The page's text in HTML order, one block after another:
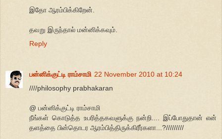
இதோ ஆரம்பிக்கிறேன்.
தவறு இருந்தால் மன்னிக்கவும்.
Reply
பன்னிக்குட்டி ராம்சாமி 22 November 2010 at 10:24
////philosophy prabhakaran
@ பன்னிக்குட்டி ராம்சாமி
நீங்கள் கொடுத்த உபரித்தகவளுக்கு நன்றி.... இப்போதுதான் என்
தளத்தை பின்தொடர ஆரம்பித்திருக்கிரீர்களா...?/////////